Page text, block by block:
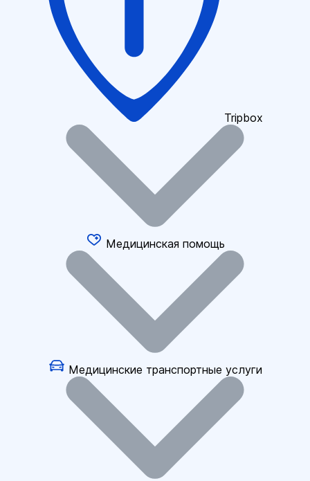
Tripbox
Медицинская помощь
Медицинские транспортные услуги